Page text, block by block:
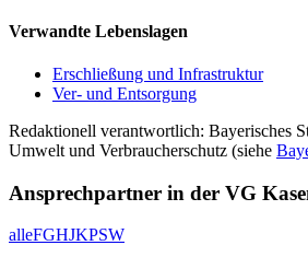
Verwandte Lebenslagen
Erschließung und Infrastruktur
Ver- und Entsorgung
Redaktionell verantwortlich: Bayerisches
Umwelt und Verbraucherschutz (siehe
Ansprechpartner in der VG
alleFGHJKPSW